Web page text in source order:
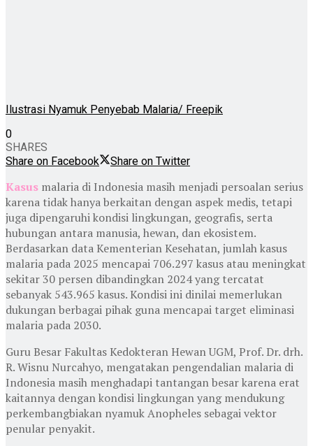
Ilustrasi Nyamuk Penyebab Malaria/ Freepik
0
SHARES
Share on Facebook
Share on Twitter
Kasus malaria di Indonesia masih menjadi persoalan serius
karena tidak hanya berkaitan dengan aspek medis, tetapi
juga dipengaruhi kondisi lingkungan, geografis, serta
hubungan antara manusia, hewan, dan ekosistem.
Berdasarkan data Kementerian Kesehatan, jumlah kasus
malaria pada 2025 mencapai 706.297 kasus atau meningkat
sekitar 30 persen dibandingkan 2024 yang tercatat
sebanyak 543.965 kasus. Kondisi ini dinilai memerlukan
dukungan berbagai pihak guna mencapai target eliminasi
malaria pada 2030.
Guru Besar Fakultas Kedokteran Hewan UGM, Prof. Dr. drh.
R. Wisnu Nurcahyo, mengatakan pengendalian malaria di
Indonesia masih menghadapi tantangan besar karena erat
kaitannya dengan kondisi lingkungan yang mendukung
perkembangbiakan nyamuk Anopheles sebagai vektor
penular penyakit.